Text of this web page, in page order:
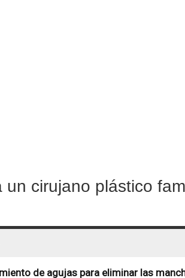
un cirujano plástico
de agujas para eliminar las